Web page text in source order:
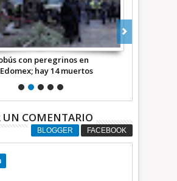
con peregrinos en
hay 14 muertos
UN COMENTARIO
BLOGGER FACEBOOK